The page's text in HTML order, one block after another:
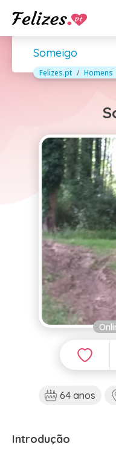
Someigo
Felizes.pt Homens
64 anos
Introdução